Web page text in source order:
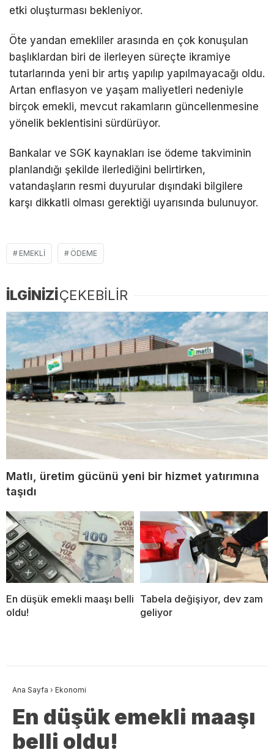
etki oluşturması bekleniyor.
Öte yandan emekliler arasında en çok konuşulan
başlıklardan biri de ilerleyen süreçte ikramiye
tutarlarında yeni bir artış yapılıp yapılmayacağı oldu.
Artan enflasyon ve yaşam maliyetleri nedeniyle
birçok emekli, mevcut rakamların güncellenmesine
yönelik beklentisini sürdürüyor.
Bankalar ve SGK kaynakları ise ödeme takviminin
planlandığı şekilde ilerlediğini belirtirken,
vatandaşların resmi duyurular dışındaki bilgilere
karşı dikkatli olması gerektiği uyarısında bulunuyor.
EMEKLI ÖDEME
İLGİNİZİÇEKEBİLİR
Matlı, üretim gücünü yeni bir hizmet yatırımına
taşıdı
En düşük emekli maaşı belli
oldu!
Tabela değişiyor, dev zam
geliyor
Ana Sayfa › Ekonomi
En düşük emekli maaşı
belli oldu!